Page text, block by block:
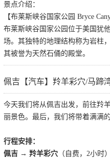
景点介绍：
【布莱斯峡谷国家公园 Bryce
布莱斯峡谷国家公园位于美国犹
场。其独特的地理结构称为岩柱
其被誉为天然石俑的殿堂。
佩吉【汽车】羚羊彩穴/马蹄
今天我们将从佩吉出发，前往羚
丽景色。最后，我们将带着满满
行程安排：
佩吉 → 羚羊彩穴 （自费，2小